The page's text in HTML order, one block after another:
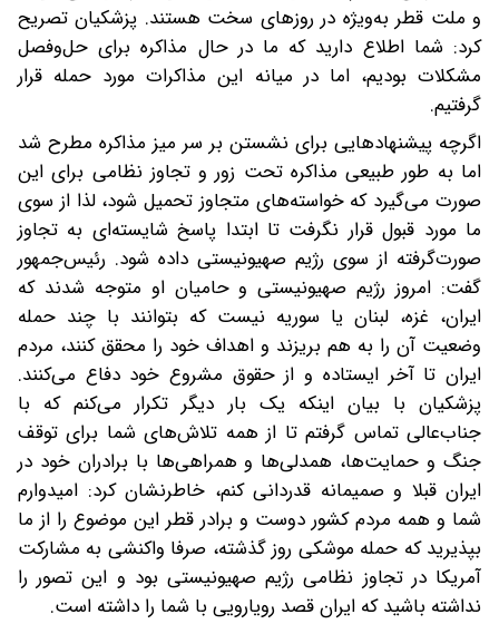
و ملت قطر به‌ویژه در روزهای سخت هستند. پزشکیان تصریح
کرد: شما اطلاع دارید که ما در حال مذاکره برای حل‌وفصل
مشکلات بودیم، اما در میانه این مذاکرات مورد حمله قرار
گرفتیم.
اگرچه پیشنهادهایی برای نشستن بر سر میز مذاکره مطرح شد
اما به طور طبیعی مذاکره تحت زور و تجاوز نظامی برای این
صورت می‌گیرد که خواسته‌های متجاوز تحمیل شود، لذا از سوی
ما مورد قبول قرار نگرفت تا ابتدا پاسخ شایسته‌ای به تجاوز
صورت‌گرفته از سوی رژیم صهیونیستی داده شود. رئیس‌جمهور
گفت: امروز رژیم صهیونیستی و حامیان او متوجه شدند که
ایران، غزه، لبنان یا سوریه نیست که بتوانند با چند حمله
وضعیت آن را به هم بریزند و اهداف خود را محقق کنند، مردم
ایران تا آخر ایستاده و از حقوق مشروع خود دفاع می‌کنند.
پزشکیان با بیان اینکه یک بار دیگر تکرار می‌کنم که با
جناب‌عالی تماس گرفتم تا از همه تلاش‌های شما برای توقف
جنگ و حمایت‌ها، همدلی‌ها و همراهی‌ها با برادران خود در
ایران قبلا و صمیمانه قدردانی کنم، خاطرنشان کرد: امیدوارم
شما و همه مردم کشور دوست و برادر قطر این موضوع را از ما
بپذیرید که حمله موشکی روز گذشته، صرفا واکنشی به مشارکت
آمریکا در تجاوز نظامی رژیم صهیونیستی بود و این تصور را
نداشته باشید که ایران قصد رویارویی با شما را داشته است.